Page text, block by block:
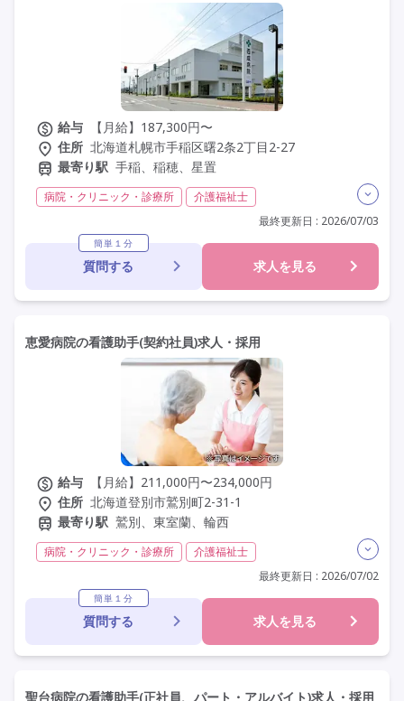
給与
【月給】187,300円〜
住所 北海道札幌市手稲区曙2条2丁目2-27
最寄り駅 手稲、稲穂、星置
病院・クリニック・診療所
介護福祉士
初任者研修(ヘルパー2級)
夜勤専従 残業月20時間以内
残業ほぼなし
社会保険完備 交通費支給
年間休日110日以上
車通勤可 研修制度あり
最終更新日 : 2026/07/03
簡単１分
質問する 求人を見る
恵愛病院の看護助手(契約社員)求人・採用
給与
【月給】211,000円〜234,000円
住所 北海道登別市鷲別町2-31-1
最寄り駅 鷲別、東室蘭、輪西
病院・クリニック・診療所
介護福祉士
初任者研修(ヘルパー2級)
夜勤専従 残業月20時間以内
残業ほぼなし
社会保険完備 交通費支給
年間休日110日以上
定年60歳以上
定年65歳以上
最終更新日 : 2026/07/02
簡単１分
質問する 求人を見る
聖台病院の看護助手(正社員、パート・アルバイト)求人・採用